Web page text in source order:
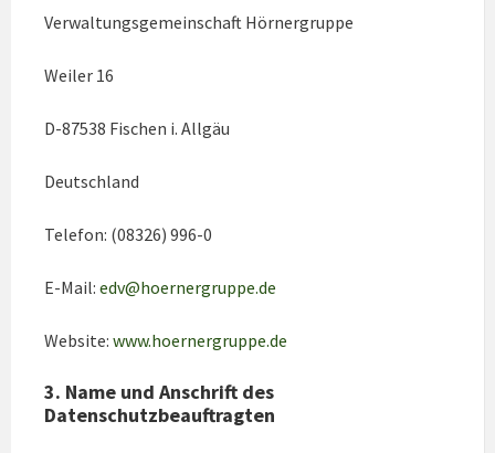
Verwaltungsgemeinschaft Hörnergruppe
Weiler 16
D-87538 Fischen i. Allgäu
Deutschland
Telefon: (08326) 996-0
E-Mail: edv@hoernergruppe.de
Website: www.hoernergruppe.de
3. Name und Anschrift des
Datenschutzbeauftragten